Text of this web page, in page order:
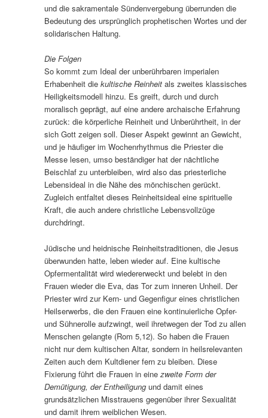
und die sakramentale Sündenvergebung überrunden die
Bedeutung des ursprünglich prophetischen Wortes und der
solidarischen Haltung.
Die Folgen
So kommt zum Ideal der unberührbaren imperialen
Erhabenheit diekultische Reinheit als zweites klassisches
Heiligkeitsmodell hinzu. Es greift, durch und durch
moralisch geprägt, auf eine andere archaische Erfahrung
zurück: die körperliche Reinheit und Unberührtheit, in der
sich Gott zeigen soll. Dieser Aspekt gewinnt an Gewicht,
und je häufiger im Wochenrhythmus die Priester die
Messe lesen, umso beständiger hat der nächtliche
Beischlaf zu unterbleiben, wird also das priesterliche
Lebensideal in die Nähe des mönchischen gerückt.
Zugleich entfaltet dieses Reinheitsideal eine spirituelle
Kraft, die auch andere christliche Lebensvollzüge
durchdringt.
Jüdische und heidnische Reinheitstraditionen, die Jesus
überwunden hatte, leben wieder auf. Eine kultische
Opfermentalität wird wiedererweckt und belebt in den
Frauen wieder die Eva, das Tor zum inneren Unheil. Der
Priester wird zur Kern- und Gegenfigur eines christlichen
Heilserwerbs, die den Frauen eine kontinuierliche Opfer-
und Sühnerolle aufzwingt, weil ihretwegen der Tod zu allen
Menschen gelangte (Rom 5,12). So haben die Frauen
nicht nur dem kultischen Altar, sondern in heilsrelevanten
Zeiten auch dem Kultdiener fern zu bleiben. Diese
Fixierung führt die Frauen in einezweite Form der
Demütigung, der Entheiligung und damit eines
grundsätzlichen Misstrauens gegenüber ihrer Sexualität
und damit ihrem weiblichen Wesen.